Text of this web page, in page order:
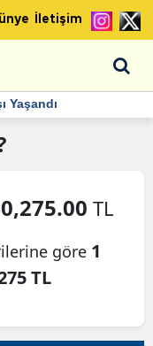
İletişim
Yaşandı
TL
göre 1
TL